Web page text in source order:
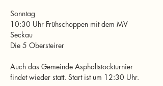
Sonntag
10:30 Uhr Frühschoppen mit dem MV
Seckau
Auch das Gemeinde Asphaltstockturnier
findet wieder statt. Start ist um 12:30 Uhr.